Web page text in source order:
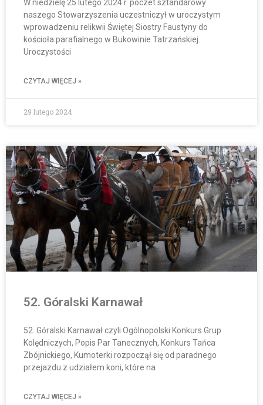
W niedzielę 25 lutego 2024 r. poczet sztandarowy
naszego Stowarzyszenia uczestniczył w uroczystym
wprowadzeniu relikwii Świętej Siostry Faustyny do
kościoła parafialnego w Bukowinie Tatrzańskiej.
Uroczystości
CZYTAJ WIĘCEJ »
29 lutego 2024
52. Góralski Karnawał
52. Góralski Karnawał czyli Ogólnopolski Konkurs Grup
Kolędniczych, Popis Par Tanecznych, Konkurs Tańca
Zbójnickiego, Kumoterki rozpoczął się od paradnego
przejazdu z udziałem koni, które na
CZYTAJ WIĘCEJ »